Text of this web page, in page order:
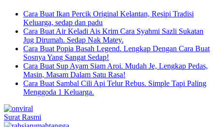
Cara Buat Ikan Percik Original Kelantan, Resipi Tradisi
Keluarga, sedap dan padu
Cara Buat Air Keladi Ais Krim Cara Syahmi Sazli Sukatan
Jug Dirumah. Sedap Nak Matey.
Cara Buat Popia Basah Legend. Lengkap Dengan Cara Buat
Sosnya Yang Sangat Sedap!
Cara Buat Sup Ayam Siam Aroi. Mudah Je, Lengkap Pedas,
Masin, Masam Dalam Satu Rasa!
Cara Buat Sambal Cili Api Telur Rebus. Simple Tapi Paling
Menggoda 1 Keluarga.
Surat Rasmi